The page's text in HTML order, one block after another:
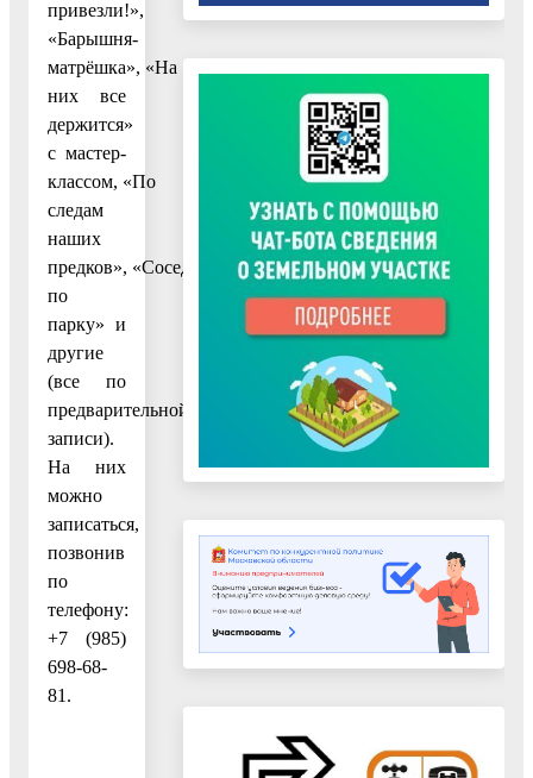
привезли!»,
«Барышня-
матрёшка», «На
них все
держится»
с мастер-
классом, «По
следам
наших
предков», «Соседи
по
парку» и
другие
(все по
предварительной
записи).
На них
можно
записаться,
позвонив
по
телефону:
+7 (985)
698-68-
81.